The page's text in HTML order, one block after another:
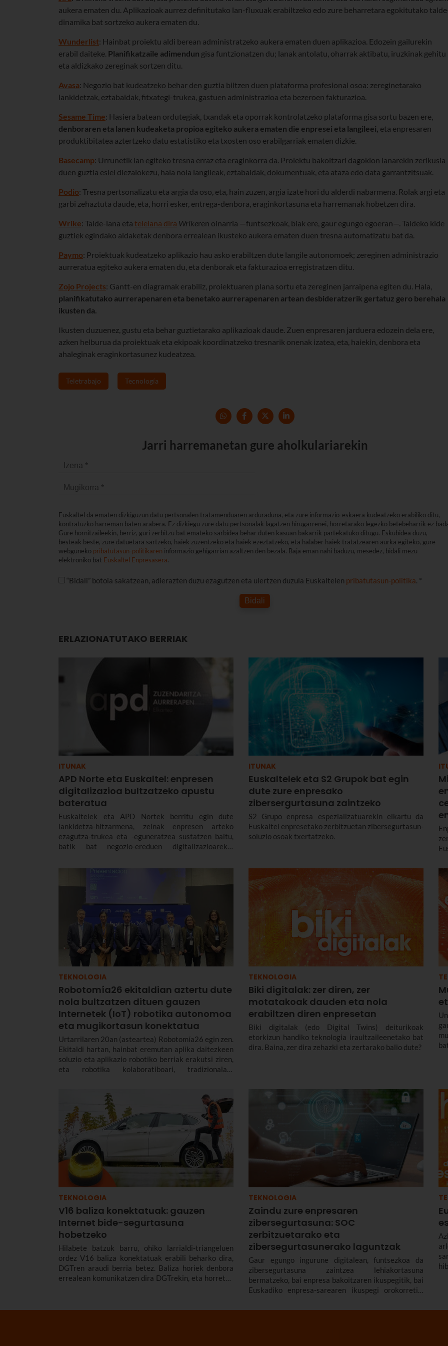
aukera ematen du. Aplikazioak aurrez definitutako lan-fluxuak erabiltzeko edo zure beharretara egokitutako
dinamika bat sortzeko aukera ematen du.
Wunderlist: Hainbat proiektu aldi berean administratzeko aukera ematen duen aplikazioa. Edozein gailurekin
erabil daiteke. Planifikatzaile adimendun gisa funtzionatzen du; lanak antolatu, oharrak aktibatu, iruzkinak gehitu
eta aldizkako zereginak sortzen ditu.
Avasa: Negozio bat kudeatzeko behar den guztia biltzen duen plataforma profesional osoa: zereginetarako
lankidetzak, eztabaidak, fitxategi-trukea, gastuen administrazioa eta bezeroen fakturazioa.
Sesame Time: Hasiera batean ordutegiak, txandak eta oporrak kontrolatzeko plataforma gisa sortu bazen ere,
denboraren eta lanen kudeaketa propioa egiteko aukera ematen die enpresei eta langileei, eta enpresaren
produktibitatea aztertzeko datu estatistiko eta txosten oso erabilgarriak ematen dizkie.
Basecamp: Urrunetik lan egiteko tresna erraz eta eraginkorra da. Proiektu bakoitzari dagokion lanarekin zerikusia
duen guztia eslei diezaiokezu, hala nola langileak, eztabaidak, dokumentuak, eta ataza edo data garrantzitsuak.
Podio: Tresna pertsonalizatu eta argia da oso, eta, hain zuzen, argia izate hori du alderdi nabarmena. Rolak argi eta
garbi zehaztuta daude, eta, horri esker, entrega-denbora, eraginkortasuna eta harremanak hobetzen dira.
Wrike: Talde-lana eta telelana dira Wrikeren oinarria —funtsezkoak, biak ere, gaur egungo egoeran—. Taldeko kide
guztiek egindako aldaketak denbora errealean ikusteko aukera ematen duen tresna automatizatu bat da.
Paymo: Proiektuak kudeatzeko aplikazio hau asko erabiltzen dute langile autonomoek; zereginen administrazio
aurreratua egiteko aukera ematen du, eta denborak eta fakturazioa erregistratzen ditu.
Zojo Projects: Gantt-en diagramak erabiliz, proiektuaren plana sortu eta zereginen jarraipena egiten du. Hala,
planifikatutako aurrerapenaren eta benetako aurrerapenaren artean desbideratzerik gertatuz gero berehala
ikusten da.
Ikusten duzuenez, gustu eta behar guztietarako aplikazioak daude. Zuen enpresaren jarduera edozein dela ere,
azken helburua da proiektuak eta ekipoak koordinatzeko tresnarik onenak izatea, eta, haiekin, denbora eta
ahaleginak eraginkortasunez kudeatzea.
Teletrabajo Tecnología
Jarri harremanetan gure aholkulariarekin
Euskaltel da ematen dizkiguzun datu pertsonalen tratamenduaren arduraduna, eta zure informazio-eskaera kudeatzeko erabiliko ditu,
kontratuzko harreman baten arabera. Ez dizkiegu zure datu pertsonalak lagatzen hirugarrenei, horretarako legezko betebeharrik ez
Gure hornitzaileekin, berriz, guri zerbitzu bat emateko sarbidea behar duten kasuan bakarrik partekatuko ditugu. Eskubidea duzu,
besteak beste, zure datuetara sartzeko, haiek zuzentzeko eta haiek ezeztatzeko, eta halaber haiek tratatzearen aurka egiteko, gure
webguneko pribatutasun-politikaren informazio gehigarrian azaltzen den bezala. Baja eman nahi baduzu, mesedez, bidali mezu
elektroniko bat Euskaltel Enpresasera.
“Bidali” botoia sakatzean, adierazten duzu ezagutzen eta ulertzen duzula Euskaltelen pribatutasun-politika. *
Bidali
ERLAZIONATUTAKO BERRIAK
ITUNAK
APD Norte eta Euskaltel: enpresen
digitalizazioa bultzatzeko apustu
bateratua
Euskaltelek eta APD Nortek berritu egin dute
lankidetza-hitzarmena, zeinak enpresen arteko
ezagutza-trukea eta -eguneratzea sustatzen baitu,
batik bat negozio-ereduen digitalizazioarekin
ITUNAK
Euskaltelek eta S2 Grupok bat egin
dute zure enpresako
zibersergurtasuna zaintzeko
S2 Grupo enpresa espezializatuarekin elkartu da
Euskaltel enpresetako zerbitzuetan zibersegurtasun-
soluzio osoak txertatzeko.
TEKNOLOGIA
Robotomía26 ekitaldian aztertu dute
nola bultzatzen dituen gauzen
Internetek (IoT) robotika autonomoa
eta mugikortasun konektatua
Urtarrilaren 20an (asteartea) Robotomía26 egin zen.
Ekitaldi hartan, hainbat eremutan aplika daitezkeen
soluzio eta aplikazio robotiko berriak erakutsi ziren,
eta robotika kolaboratiboari, tradizionalari,
TEKNOLOGIA
Biki digitalak: zer diren, zer
motatakoak dauden eta nola
erabiltzen diren enpresetan
Biki digitalak (edo Digital Twins) deiturikoak
etorkizun handiko teknologia iraultzaileenetako bat
dira. Baina, zer dira zehazki eta zertarako balio dute?
TEKNOLOGIA
V16 baliza konektatuak: gauzen
Internet bide-segurtasuna
hobetzeko
Hilabete batzuk barru, ohiko larrialdi-triangeluen
ordez V16 baliza konektatuak erabili beharko dira,
DGTren araudi berria betez. Baliza horiek denbora
errealean komunikatzen dira DGTrekin, eta horretan
TEKNOLOGIA
Zaindu zure enpresaren
zibersegurtasuna: SOC
zerbitzuetarako eta
zibersegurtasunerako laguntzak
Gaur egungo ingurune digitalean, funtsezkoa da
zibersegurtasuna zaintzea lehiakortasuna
bermatzeko, bai enpresa bakoitzaren ikuspegitik, bai
Euskadiko enpresa-sarearen ikuspegi orokorretik.
Garapenerako Euskal Agentziak) martxan dituenak